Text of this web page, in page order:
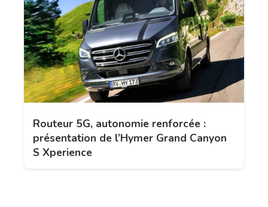
Routeur 5G, autonomie renforcée :
présentation de l’Hymer Grand Canyon
S Xperience